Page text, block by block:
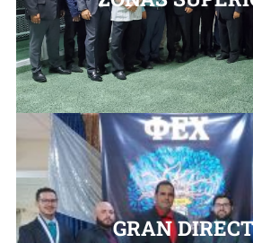
GRAN